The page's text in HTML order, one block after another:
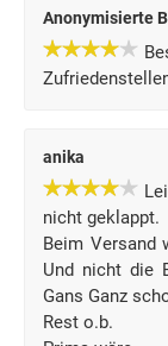
Anonymisierte
anika
nicht geklappt.
Beim Versand
Und nicht die
Gans Ganz
Rest o.b.